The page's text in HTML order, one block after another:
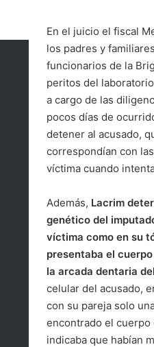
En el juicio el fiscal
los padres y
funcionarios de la
peritos del
a cargo de las
pocos días de
detener al acusado,
correspondían con
víctima cuando
Además, Lacrim
genético del
víctima como en su
presentaba el
la arcada dentaria
celular del acusado,
con su pareja solo
encontrado el cuerpo
indicaba que habían